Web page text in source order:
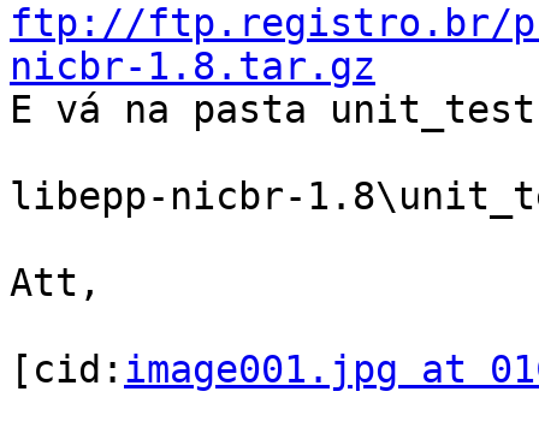
ftp://ftp.registro.br/
nicbr-1.8.tar.gz
E vá na pasta unit_test
libepp-nicbr-
Att,
[cid: image001.jpg at